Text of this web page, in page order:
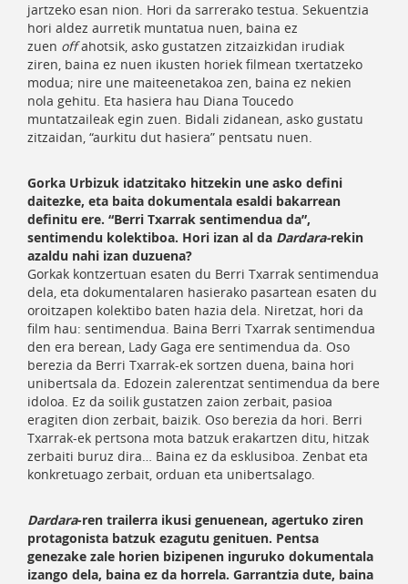
jartzeko esan nion. Hori da sarrerako testua. Sekuentzia
hori aldez aurretik muntatua nuen, baina ez
zuen offahotsik, asko gustatzen zitzaizkidan irudiak
ziren, baina ez nuen ikusten horiek filmean txertatzeko
modua; nire une maiteenetakoa zen, baina ez nekien
nola gehitu. Eta hasiera hau Diana Toucedo
muntatzaileak egin zuen. Bidali zidanean, asko gustatu
zitzaidan, “aurkitu dut hasiera” pentsatu nuen.
Gorka Urbizuk idatzitako hitzekin une asko defini
daitezke, eta baita dokumentala esaldi bakarrean
definitu ere. “Berri Txarrak sentimendua da”,
sentimendu kolektiboa. Hori izan al da Dardara­-rekin
azaldu nahi izan duzuena?
Gorkak kontzertuan esaten du Berri Txarrak sentimendua
dela, eta dokumentalaren hasierako pasartean esaten du
oroitzapen kolektibo baten hazia dela. Niretzat, hori da
film hau: sentimendua. Baina Berri Txarrak sentimendua
den era berean, Lady Gaga ere sentimendua da. Oso
berezia da Berri Txarrak-ek sortzen duena, baina hori
unibertsala da. Edozein zalerentzat sentimendua da bere
idoloa. Ez da soilik gustatzen zaion zerbait, pasioa
eragiten dion zerbait, baizik. Oso berezia da hori. Berri
Txarrak-ek pertsona mota batzuk erakartzen ditu, hitzak
zerbaiti buruz dira… Baina ez da esklusiboa. Zenbat eta
konkretuago zerbait, orduan eta unibertsalago.
Dardara-ren trailerra ikusi genuenean, agertuko ziren
protagonista batzuk ezagutu genituen. Pentsa
genezake zale horien bizipenen inguruko dokumentala
izango dela, baina ez da horrela. Garrantzia dute, baina